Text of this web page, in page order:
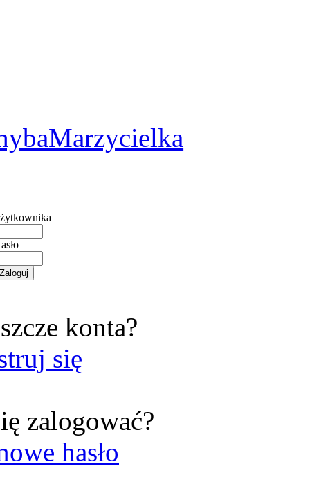
konta?
się
zalogować?
hasło